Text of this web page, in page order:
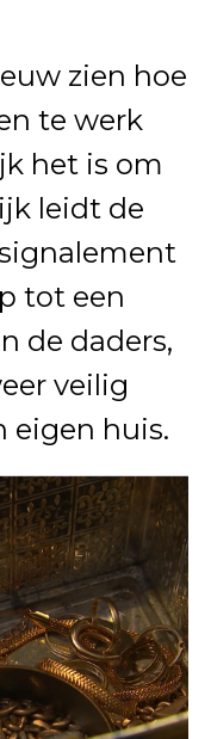
zien hoe
te werk
het is om
leidt de
tot een
de daders,
veilig
eigen huis.